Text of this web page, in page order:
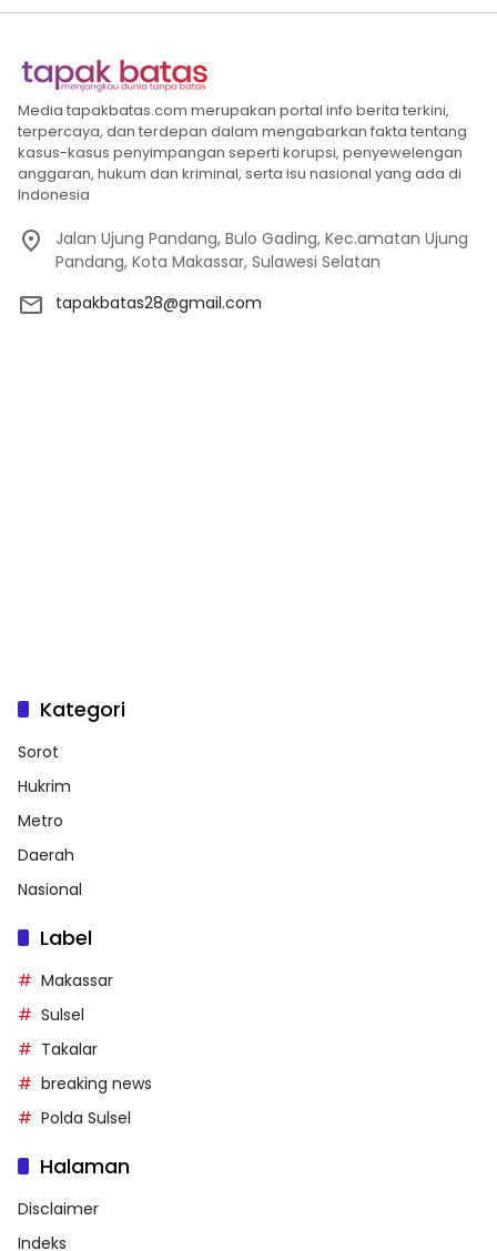
Media tapakbatas.com merupakan portal info berita terkini,
terpercaya, dan terdepan dalam mengabarkan fakta tentang
kasus-kasus penyimpangan seperti korupsi, penyewelengan
anggaran, hukum dan kriminal, serta isu nasional yang ada di
Indonesia
Jalan Ujung Pandang, Bulo Gading, Kec.amatan Ujung
Pandang, Kota Makassar, Sulawesi Selatan
tapakbatas28@gmail.com
Kategori
Sorot
Hukrim
Metro
Daerah
Nasional
Label
Makassar
Sulsel
Takalar
breaking news
Polda Sulsel
Halaman
Disclaimer
Indeks